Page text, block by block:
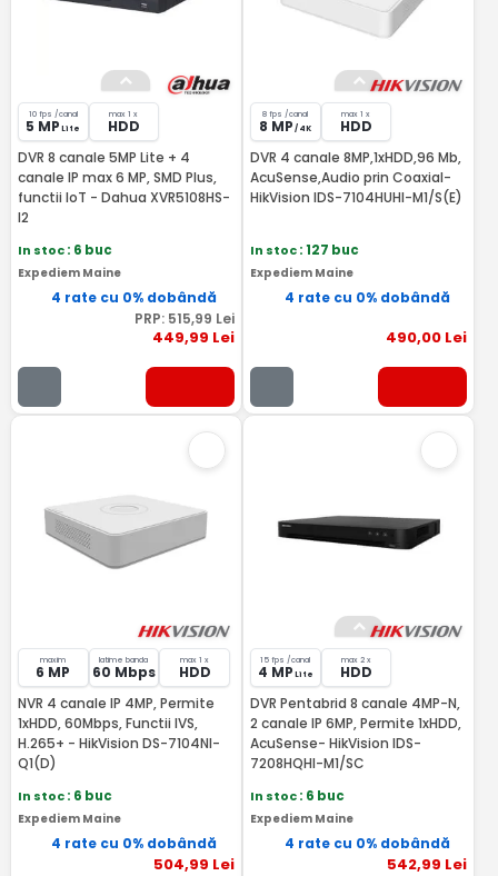
10 fps /canal
5 MP Lite
max 1 x
HDD
DVR 8 canale 5MP Lite + 4
canale IP max 6 MP, SMD Plus,
functii IoT - Dahua XVR5108HS-
I2
In stoc: 6 buc
Expediem Maine
4 rate cu 0% dobândă
PRP: 515,99 Lei
449,99 Lei
8 fps /canal
8 MP / 4K
max 1 x
HDD
DVR 4 canale 8MP,1xHDD,96 Mb,
AcuSense,Audio prin Coaxial-
HikVision IDS-7104HUHI-M1/S(E)
In stoc: 127 buc
Expediem Maine
4 rate cu 0% dobândă
490,00 Lei
maxim
6 MP
latime banda
60 Mbps
max 1 x
HDD
NVR 4 canale IP 4MP, Permite
1xHDD, 60Mbps, Functii IVS,
H.265+ - HikVision DS-7104NI-
Q1(D)
In stoc: 6 buc
Expediem Maine
4 rate cu 0% dobândă
504,99 Lei
15 fps /canal
4 MP Lite
max 2 x
HDD
DVR Pentabrid 8 canale 4MP-N,
2 canale IP 6MP, Permite 1xHDD,
AcuSense- HikVision IDS-
7208HQHI-M1/SC
In stoc: 6 buc
Expediem Maine
4 rate cu 0% dobândă
542,99 Lei